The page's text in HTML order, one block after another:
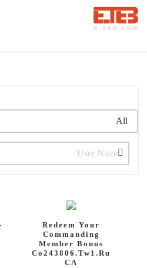
Us
Us
Redeem Your
Commanding
Member Bonus
Co243806.tw1.ru
CA